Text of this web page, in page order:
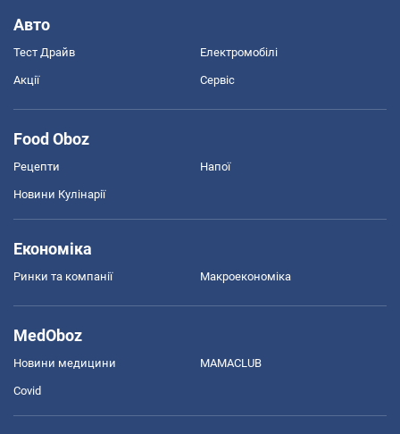
Авто
Тест Драйв Електромобілі
Акції Сервіс
Food Oboz
Рецепти Напої
Новини Кулінарії
Економіка
Ринки та компанії Макроекономіка
MedOboz
Новини медицини MAMACLUB
Covid